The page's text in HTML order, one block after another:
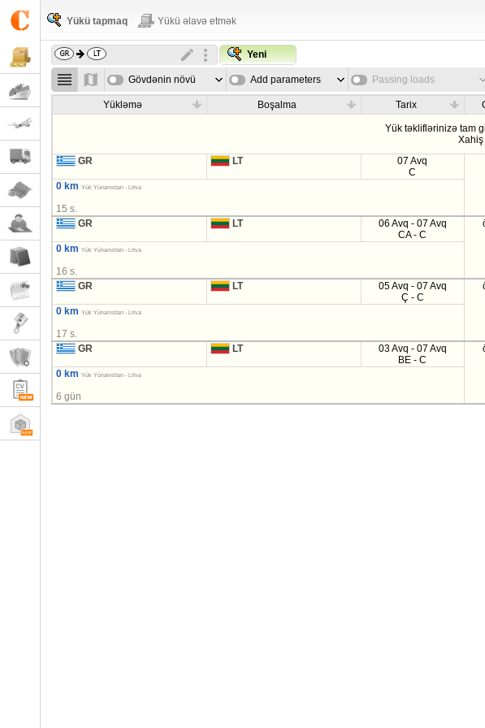
Yükü tapmaq Yükü əlavə etmək
Yeni
Gövdənin növü Add parameters Passing loads
Yükləmə Boşalma Tarix
Yük təkliflərinizə tam
GR
LT
07 Avq
C
0 km Yük Yünanıstan - Litva
15 s.
GR
LT
06 Avq - 07 Avq
CA - C
0 km Yük Yünanıstan - Litva
16 s.
GR
LT
05 Avq - 07 Avq
Ç - C
0 km Yük Yünanıstan - Litva
17 s.
GR
LT
03 Avq - 07 Avq
BE - C
0 km Yük Yünanıstan - Litva
6 gün